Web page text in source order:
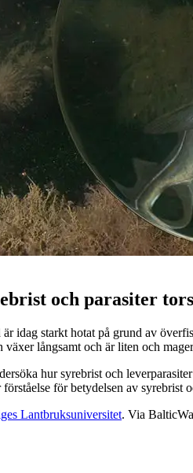
och parasiter
är idag starkt hotat på grund av
växer långsamt och är liten och
hur syrebrist och
för betydelsen av
Lantbruksuniversitet. Via